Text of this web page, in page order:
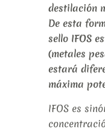
destilación
De esta
sello IFOS
(metales
estará
máxima
IFOS es